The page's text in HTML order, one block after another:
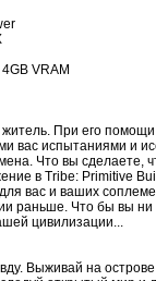
VRAM
При его помощи
вас испытаниями и
Что вы сделаете,
в Tribe: Primitive
вас и ваших
раньше. Что бы вы
цивилизации...
Выживай на